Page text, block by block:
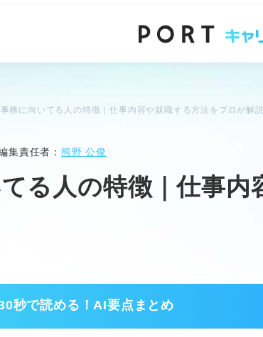
務に向いてる人の特徴｜仕事内容や就職する方法をプロが解説
集責任者：熊野 公俊
る人の特徴｜仕事
秒で読める！AI要点まとめ
との違い